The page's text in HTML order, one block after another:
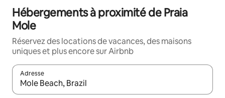
Hébergements à proximité de Praia
Mole
Réservez des locations de vacances, des maisons
uniques et plus encore sur Airbnb
Adresse
Lorsque les résultats s'affichent, utilisez les flèches vers le